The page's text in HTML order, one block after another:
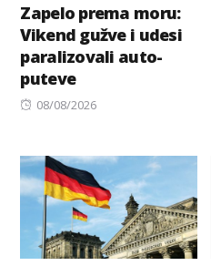
Zapelo prema moru:
Vikend gužve i udesi
paralizovali auto-
puteve
Posted
08/08/2026